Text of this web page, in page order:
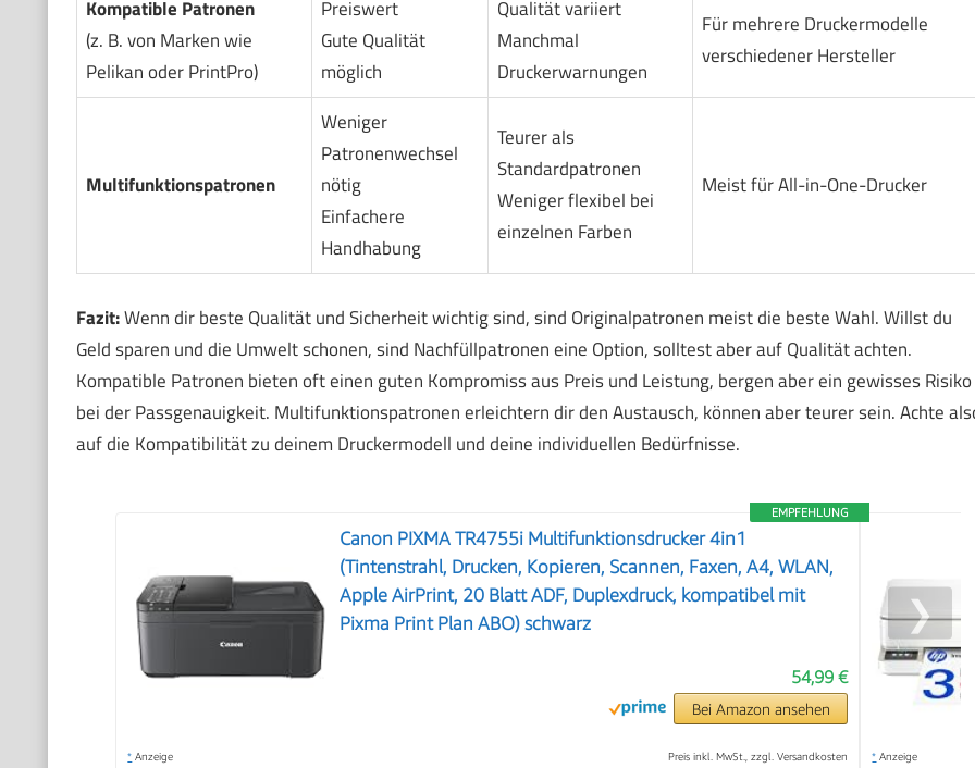
Kompatible Patronen
(z. B. von Marken wie
Pelikan oder PrintPro)
Preiswert
Gute Qualität
möglich
Qualität variiert
Manchmal
Druckerwarnungen
Für mehrere Druckermodelle
verschiedener Hersteller
Multifunktionspatronen
Weniger
Patronenwechsel
nötig
Einfachere
Handhabung
Teurer als
Standardpatronen
Weniger flexibel bei
einzelnen Farben
Meist für All-in-One-Drucker
Fazit:Wenn dir beste Qualität und Sicherheit wichtig sind, sind Originalpatronen meist die beste Wahl. Willst du
Geld sparen und die Umwelt schonen, sind Nachfüllpatronen eine Option, solltest aber auf Qualität achten.
Kompatible Patronen bieten oft einen guten Kompromiss aus Preis und Leistung, bergen aber ein gewisses Risiko
bei der Passgenauigkeit. Multifunktionspatronen erleichtern dir den Austausch, können aber teurer sein. Achte
auf die Kompatibilität zu deinem Druckermodell und deine individuellen Bedürfnisse.
EMPFEHLUNG
Canon PIXMA TR4755i Multifunktionsdrucker 4in1
(Tintenstrahl, Drucken, Kopieren, Scannen, Faxen, A4, WLAN,
Apple AirPrint, 20 Blatt ADF, Duplexdruck, kompatibel mit
Pixma Print Plan ABO) schwarz
54,99 €
Bei Amazon ansehen
* Anzeige Preis inkl. MwSt., zzgl. Versandkosten * Anzeige
❯